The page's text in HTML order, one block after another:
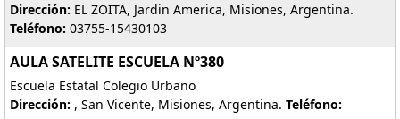
Dirección: EL ZOITA, Jardin America, Misiones, Argentina.
Teléfono: 03755-15430103
AULA SATELITE ESCUELA Nº380
Escuela Estatal Colegio Urbano
Dirección: , San Vicente, Misiones, Argentina. Teléfono: